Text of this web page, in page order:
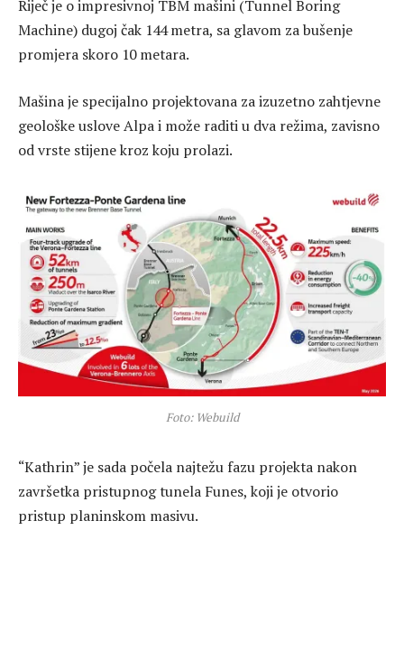
Riječ je o impresivnoj TBM mašini (Tunnel Boring
Machine) dugoj čak 144 metra, sa glavom za bušenje
promjera skoro 10 metara.
Mašina je specijalno projektovana za izuzetno zahtjevne
geološke uslove Alpa i može raditi u dva režima, zavisno
od vrste stijene kroz koju prolazi.
Foto: Webuild
“Kathrin” je sada počela najtežu fazu projekta nakon
završetka pristupnog tunela Funes, koji je otvorio
pristup planinskom masivu.